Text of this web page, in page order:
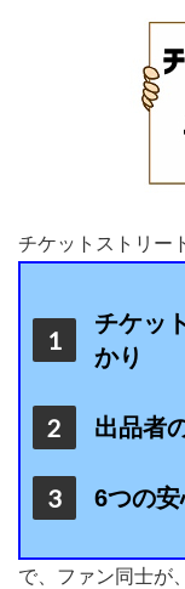
チケットストリー
チケッ
かり
出品者
6つの
で、ファン同士が